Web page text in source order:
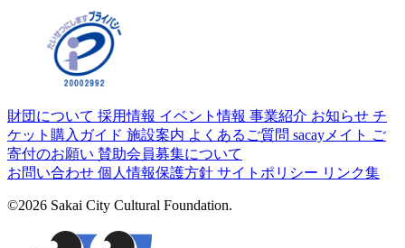
財団について 採用情報 イベント情報 事業紹介 お知らせ チ
ケット購入ガイド 施設案内 よくあるご質問 sacayメイト ご
寄付のお願い 賛助会員募集について
お問い合わせ 個人情報保護方針 サイトポリシー リンク集
©2026 Sakai City Cultural Foundation.